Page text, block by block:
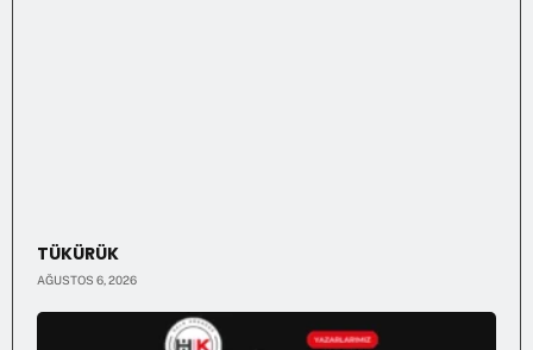
TÜKÜRÜK
AĞUSTOS 6, 2026